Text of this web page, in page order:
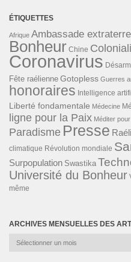
ÉTIQUETTES
Afrique Ambassade
Bonheur Chine
Coronavirus
Fête raélienne Gotopless Guerres
honoraires Intelligence
Liberté fondamentale Médecine
ligne pour la Paix Méditer
Paradisme Presse
climatique Révolution mondiale
Surpopulation Swastika
Université du Bonheur
même
ARCHIVES MENSUELLES DES
Archives